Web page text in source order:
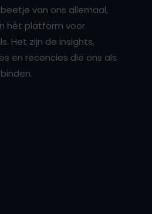
van ons allemaal,
hét platform voor
Het zijn de insights,
en recencies die ons als